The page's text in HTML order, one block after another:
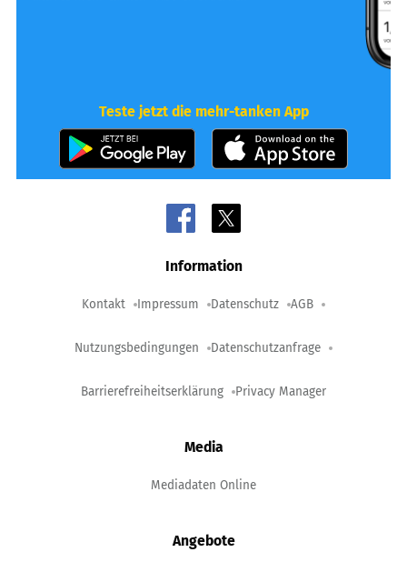
Teste jetzt die mehr-tanken App
Information
Kontakt Impressum Datenschutz AGB
Nutzungsbedingungen Datenschutzanfrage
Barrierefreiheitserklärung Privacy Manager
Media
Mediadaten Online
Angebote